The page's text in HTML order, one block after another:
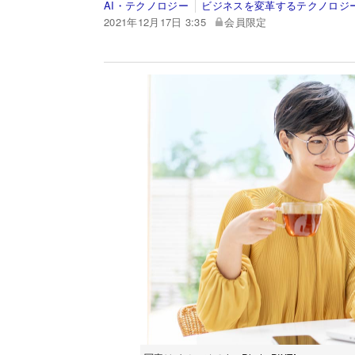
AI・テクノロジー
ビジネスを変革するテクノロジ
2021年12月17日 3:35
会員限定